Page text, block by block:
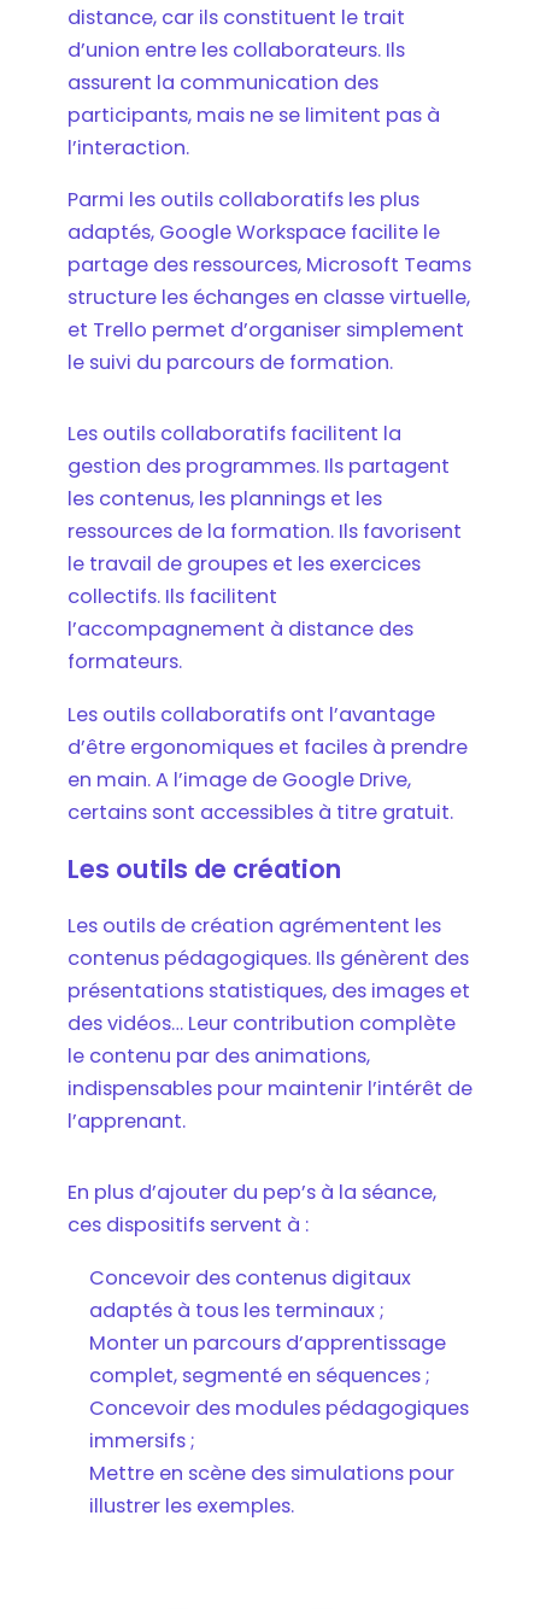
distance, car ils constituent le trait
d’union entre les collaborateurs. Ils
assurent la communication des
participants, mais ne se limitent pas à
l’interaction.
Parmi les outils collaboratifs les plus
adaptés, Google Workspace facilite le
partage des ressources, Microsoft Teams
structure les échanges en classe virtuelle,
et Trello permet d’organiser simplement
le suivi du parcours de formation.
Les outils collaboratifs facilitent la
gestion des programmes. Ils partagent
les contenus, les plannings et les
ressources de la formation. Ils favorisent
le travail de groupes et les exercices
collectifs. Ils facilitent
l’accompagnement à distance des
formateurs.
Les outils collaboratifs ont l’avantage
d’être ergonomiques et faciles à prendre
en main. A l’image de Google Drive,
certains sont accessibles à titre gratuit.
Les outils de création
Les outils de création agrémentent les
contenus pédagogiques. Ils génèrent des
présentations statistiques, des images et
des vidéos… Leur contribution complète
le contenu par des animations,
indispensables pour maintenir l’intérêt de
l’apprenant.
En plus d’ajouter du pep’s à la séance,
ces dispositifs servent à :
Concevoir des contenus digitaux
adaptés à tous les terminaux ;
Monter un parcours d’apprentissage
complet, segmenté en séquences ;
Concevoir des modules pédagogiques
immersifs ;
Mettre en scène des simulations pour
illustrer les exemples.